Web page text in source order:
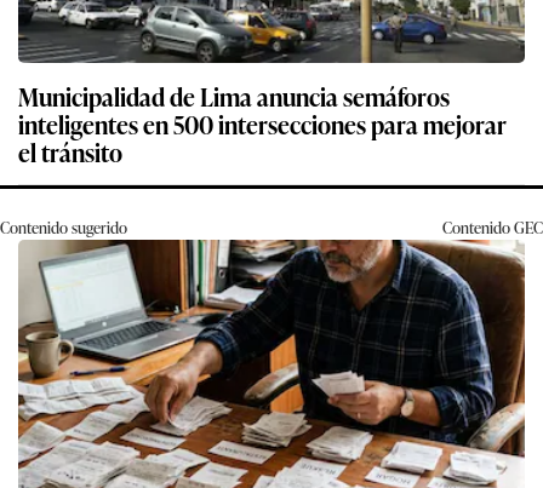
Municipalidad de Lima anuncia semáforos
inteligentes en 500 intersecciones para mejorar
el tránsito
Contenido sugerido ContenidoGEC